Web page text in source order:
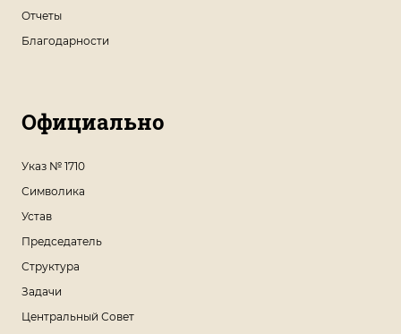
Отчеты
Благодарности
Официально
Указ № 1710
Символика
Устав
Председатель
Структура
Задачи
Центральный Совет